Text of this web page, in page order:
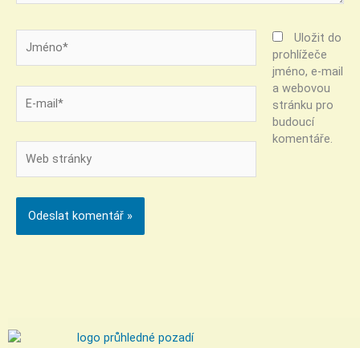
mail*
stránky
Uložit do
prohlížeče
jméno, e-mail
a webovou
stránku pro
budoucí
komentáře.